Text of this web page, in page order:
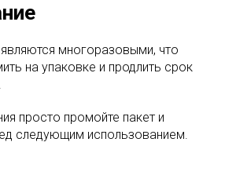
многоразовыми, что
на упаковке и продлить срок
просто промойте пакет и
следующим использованием.